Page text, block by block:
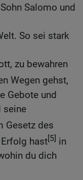
Salomo und
So sei stark
zu bewahren
Wegen gehst,
Gebote und
seine
Gesetz des
hast[5] in
du dich